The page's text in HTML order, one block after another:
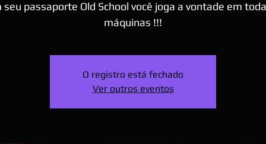
seu passaporte Old School você joga a vontade em
máquinas !!!
O registro está fechado
Ver outros eventos